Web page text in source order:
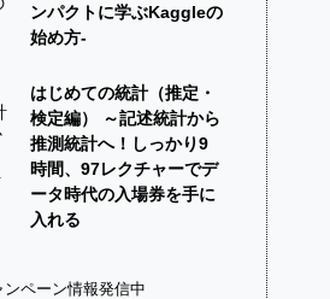
ンパクトに学ぶKaggleの
始め方-
はじめての統計（推定・
検定編） ～記述統計から
推測統計へ！しっかり9
時間、97レクチャーでデ
ータ時代の入場券を手に
入れる
ペーン情報発信中